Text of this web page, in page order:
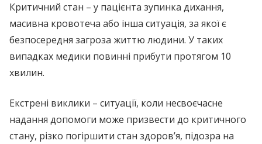
Критичний стан – у пацієнта зупинка дихання,
масивна кровотеча або інша ситуація, за якої є
безпосередня загроза життю людини. У таких
випадках медики повинні прибути протягом 10
хвилин.
Екстрені виклики – ситуації, коли несвоєчасне
надання допомоги може призвести до критичного
стану, різко погіршити стан здоров’я, підозра на